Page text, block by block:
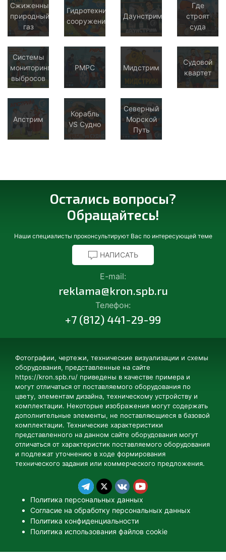
Сжиженный
природный
газ
Гидротехнические
сооружения
Даунстрим
Где
строят
суда
Системы
мониторинга
выбросов
РМРС Мидстрим
Судовой
квартет
Апстрим
Корабль
VS Судно
Северный
Морской
Путь
Остались вопросы?
Обращайтесь!
Наши специалисты проконсультируют Вас по интересующей теме
НАПИСАТЬ
E-mail:
reklama@kron.spb.ru
Телефон:
+7 (812) 441-29-99
Фотографии, чертежи, технические визуализации и схемы
оборудования, представленные на сайте
https://kron.spb.ru/ приведены в качестве примера и
могут отличаться от поставляемого оборудования по
цвету, элементам дизайна, техническому устройству и
комплектации. Некоторые изображения могут содержать
дополнительные элементы, не поставляющиеся в базовой
комплектации. Технические характеристики
представленного на данном сайте оборудования могут
отличаться от характеристик поставляемого оборудования
и подлежат уточнению в ходе формирования
технического задания или коммерческого предложения.
Политика персональных данных
Согласие на обработку персональных данных
Политика конфиденциальности
Политика использования файлов cookie